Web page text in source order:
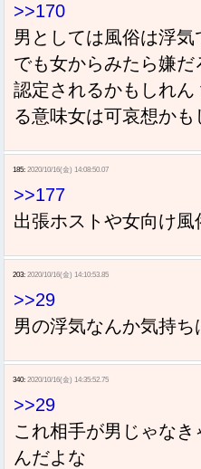
>>170
男としては風俗は浮気
でも女からみたら嫌だ
認定されるかもしれ
る意味女は可哀想かも
185: 2020/10/16(金) 14:08:50.07
>>177
出張ホストや女向け風
203: 2020/10/16(金) 14:10:53.85
>>29
男の浮気なんか気持
340: 2020/10/16(金) 14:35:52.75
>>29
これ相手が男じゃな
んだよな